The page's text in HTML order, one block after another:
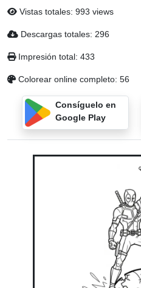
Vistas totales: 993 views
Descargas totales: 296
Impresión total: 433
Colorear online completo: 56
Consíguelo en
Google Play